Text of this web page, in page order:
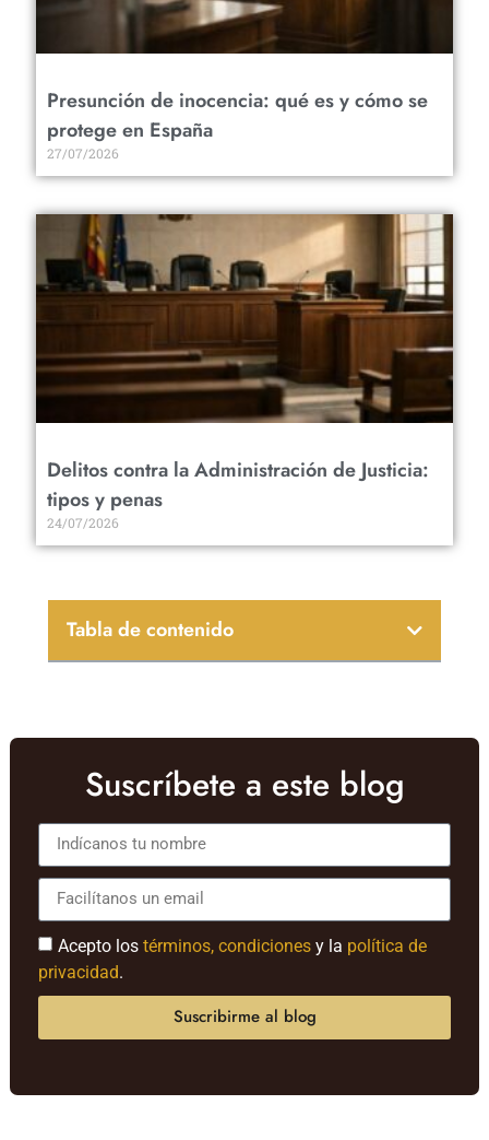
Presunción de inocencia: qué es y cómo se
protege en España
27/07/2026
Delitos contra la Administración de Justicia:
tipos y penas
24/07/2026
Tabla de contenido
Suscríbete a este blog
Acepto lostérminos, condiciones y la política de
privacidad.
Suscribirme al blog